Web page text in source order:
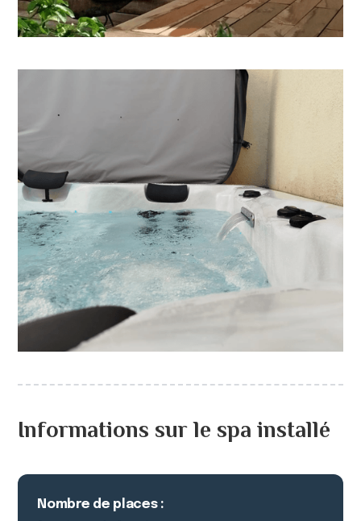
Informations sur le spa installé
Nombre de places :